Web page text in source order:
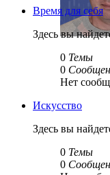
Время для себя
Здесь вы
0 Темы
0
Нет
Искусство
Здесь вы
0 Темы
0